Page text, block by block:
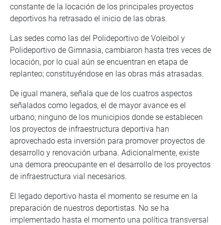
constante de la locación de los principales proyectos
deportivos ha retrasado el inicio de las obras.
Las sedes como las del Polideportivo de Voleibol y
Polideportivo de Gimnasia, cambiaron hasta tres veces de
locación, por lo cual aún se encuentran en etapa de
replanteo; constituyéndose en las obras más atrasadas.
De igual manera, señala que de los cuatros aspectos
señalados como legados, el de mayor avance es el
urbano; ninguno de los municipios donde se establecen
los proyectos de infraestructura deportiva han
aprovechado esta inversión para promover proyectos de
desarrollo y renovación urbana. Adicionalmente, existe
una demora preocupante en el desarrollo de los proyectos
de infraestructura vial necesarios.
El legado deportivo hasta el momento se resume en la
preparación de nuestros deportistas. No se ha
implementado hasta el momento una política transversal